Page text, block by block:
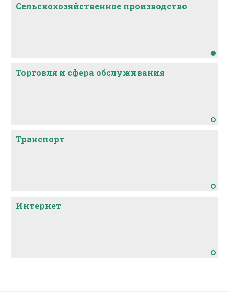
Сельскохозяйственное производство
Торговля и сфера обслуживания
Транспорт
Интернет